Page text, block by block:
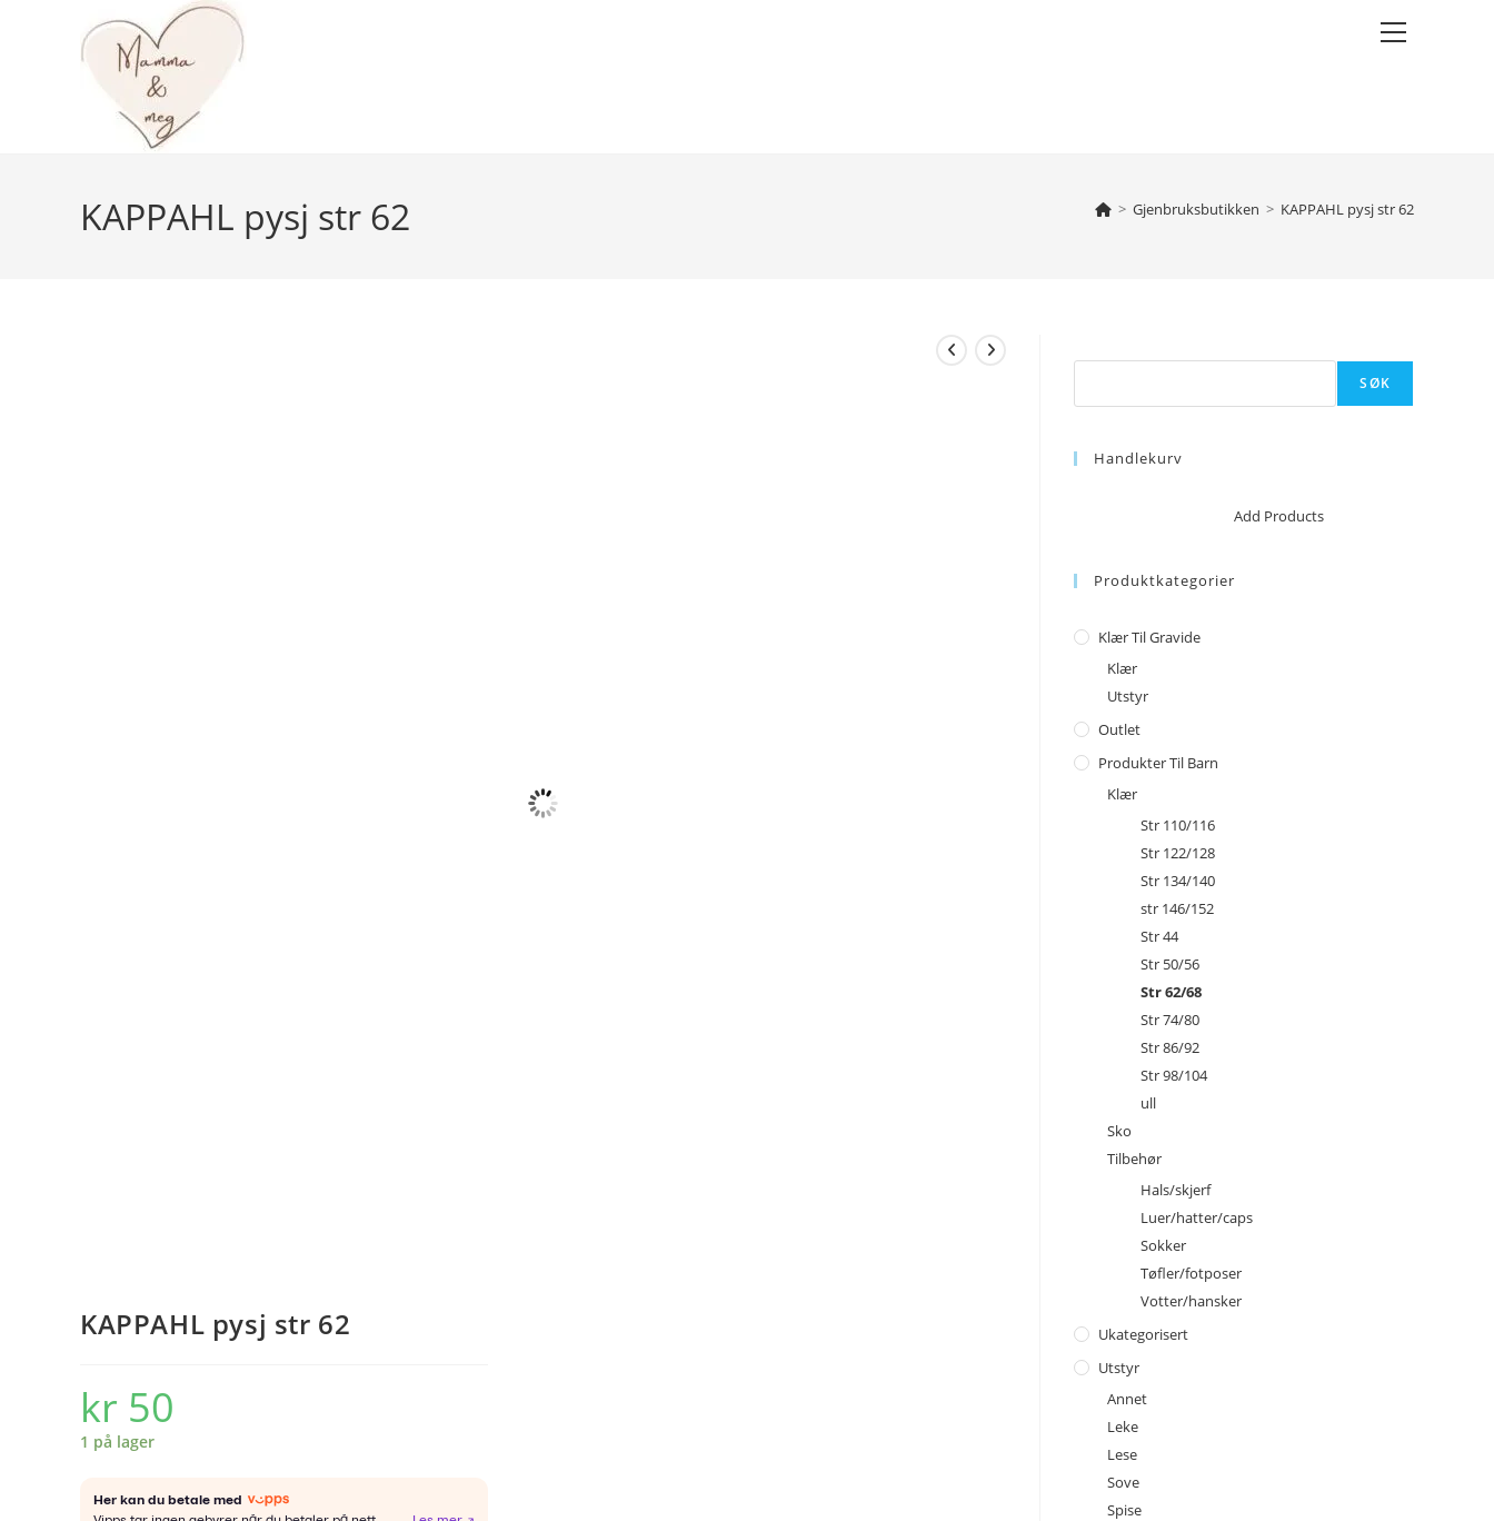
Main
KAPPAHL pysj str 62 > Gjenbruksbutikken > KAPPAHL pysj str 62
KAPPAHL pysj str 62
kr 50
1 på lager
SØK
Handlekurv
Add Products
Produktkategorier
Klær Til Gravide
Klær
Utstyr
Outlet
Produkter Til Barn
Klær
Str 110/116
Str 122/128
Str 134/140
str 146/152
Str 44
Str 50/56
Str 62/68
Str 74/80
Str 86/92
Str 98/104
ull
Sko
Tilbehør
Hals/skjerf
Luer/hatter/caps
Sokker
Tøfler/fotposer
Votter/hansker
Ukategorisert
Utstyr
Annet
Leke
Lese
Sove
Spise